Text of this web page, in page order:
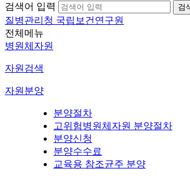
검색어 입력
질병관리청 국립보건연구원
전체메뉴
병원체자원
자원검색
자원분양
분양절차
고위험병원체자원 분양절차
분양신청
분양수수료
교육용 참조균주 분양